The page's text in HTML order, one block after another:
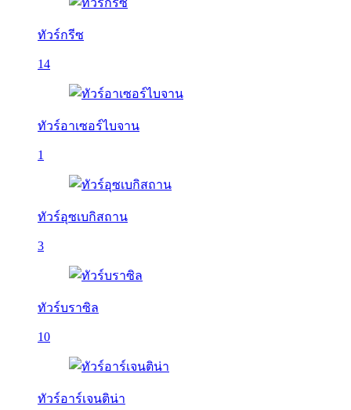
ทัวร์กรีซ
14
ทัวร์อาเซอร์ไบจาน
1
ทัวร์อุซเบกิสถาน
3
ทัวร์บราซิล
10
ทัวร์อาร์เจนติน่า